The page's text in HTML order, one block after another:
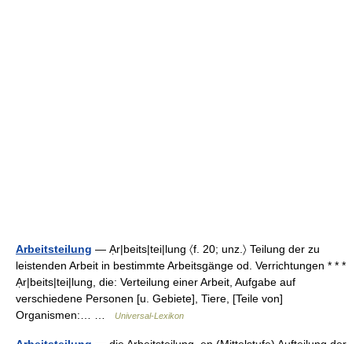
Arbeitsteilung — Ạr|beits|tei|lung 〈f. 20; unz.〉 Teilung der zu
leistenden Arbeit in bestimmte Arbeitsgänge od. Verrichtungen * * *
Ạr|beits|tei|lung, die: Verteilung einer Arbeit, Aufgabe auf
verschiedene Personen [u. Gebiete], Tiere, [Teile von]
Organismen:… …
Universal-Lexikon